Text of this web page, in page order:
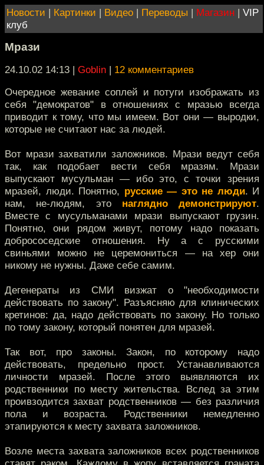
Новости | Картинки | Видео | Переводы | Магазин | VIP
клуб
Мрази
24.10.02 14:13 | Goblin | 12 комментариев
Очередное жевание соплей и потуги изображать из
себя "демократов" в отношениях с мразью всегда
приводит к тому, что мы имеем. Вот они — выродки,
которые не считают нас за людей.
Вот мрази захватили заложников. Мрази ведут себя
так, как подобает вести себя мразям. Мрази
выпускают мусульман — ибо это, с точки зрения
мразей, люди. Понятно, русские — это не люди. И
нам, не-людям, это наглядно демонстрируют.
Вместе с мусульманами мрази выпускают грузин.
Понятно, они рядом живут, потому надо показать
добрососедские отношения. Ну а с русскими
свиньями можно не церемониться — на хер они
никому не нужны. Даже себе самим.
Дегенераты из СМИ визжат о "необходимости
действовать по закону". Разъясняю для клинических
кретинов: да, надо действовать по закону. Но только
по тому закону, который понятен для мразей.
Так вот, про законы. Закон, по которому надо
действовать, предельно прост. Устанавливаются
личности мразей. После этого выявляются их
родственники по месту жительства. Вслед за этим
проивзодится захват родственников — без различия
пола и возраста. Родственники немедленно
этапируются к месту захвата заложников.
Возле места захвата заложников всех родственников